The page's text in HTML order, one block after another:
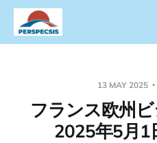
13 MAY 2025
フランス欧州
2025年5月1